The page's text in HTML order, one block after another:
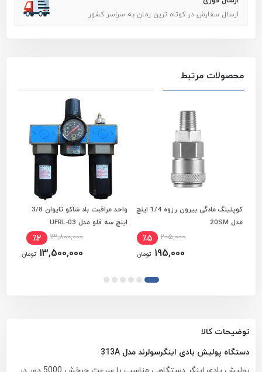
ارسال سفارش در کوتاه ترین زمان به سراسر کشور
محصولات مرتبط
افزودن به سبد خرید
کوپلینگ مادگی بیرون رزوه 1/4 اینچ
مدل 20SM
205,000 ٪5
195,000 تومان
افزودن به سبد خرید
واحد مراقبت باد شاکو تایوان 3/8
اینچ سه قلو مدل UFRL-03
13,800,000 ٪2
13,500,000 تومان
توضیحات کالا
دستگاه پولیش بادی اینگرسولرند مدل 313A